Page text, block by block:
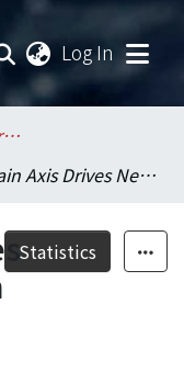
Log In
.National Taiwan University / 國立臺灣大學
Gut-Brain Axis Drives Neuroinflammation in Parkinson'S Disease( II )
Statistics